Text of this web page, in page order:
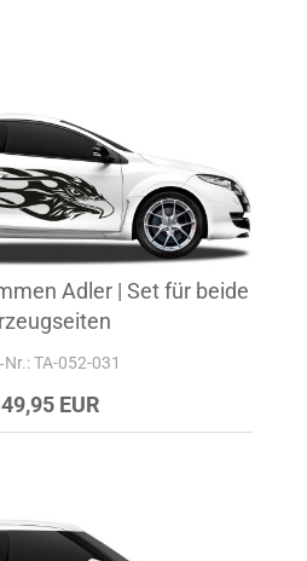
Adler | Set für beide
TA-052-031
EUR